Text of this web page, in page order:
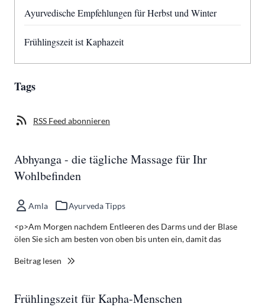
Ayurvedische Empfehlungen für Herbst und Winter
Frühlingszeit ist Kaphazeit
Tags
RSS Feed abonnieren
Abhyanga - die tägliche Massage für Ihr
Wohlbefinden
Amla Ayurveda Tipps
<p>Am Morgen nachdem Entleeren des Darms und der Blase
ölen Sie sich am besten von oben bis unten ein, damit das
Beitrag lesen
Frühlingszeit für Kapha-Menschen